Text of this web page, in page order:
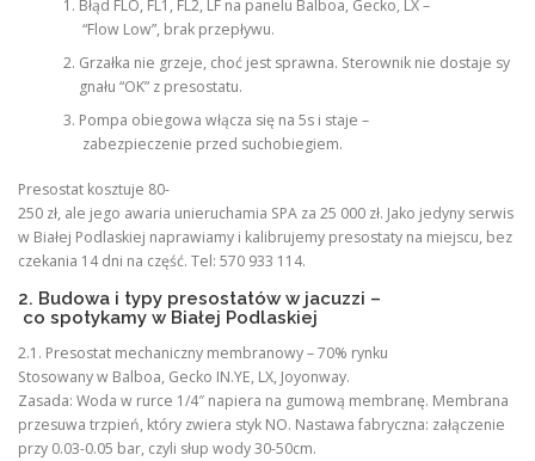
Błąd FLO, FL1, FL2, LF na panelu Balboa, Gecko, LX –
“Flow Low”, brak przepływu.
Grzałka nie grzeje, choć jest sprawna. Sterownik nie dostaje sy
gnału “OK” z presostatu.
Pompa obiegowa włącza się na 5s i staje –
zabezpieczenie przed suchobiegiem.
Presostat kosztuje 80-
250 zł, ale jego awaria unieruchamia SPA za 25 000 zł. Jako jedyny serwis
w Białej Podlaskiej naprawiamy i kalibrujemy presostaty na miejscu, bez
czekania 14 dni na część. Tel: 570 933 114.
2. Budowa i typy presostatów w jacuzzi –
co spotykamy w Białej Podlaskiej
2.1. Presostat mechaniczny membranowy – 70% rynku
Stosowany w Balboa, Gecko IN.YE, LX, Joyonway.
Zasada: Woda w rurce 1/4″ napiera na gumową membranę. Membrana
przesuwa trzpień, który zwiera styk NO. Nastawa fabryczna: załączenie
przy 0.03-0.05 bar, czyli słup wody 30-50cm.